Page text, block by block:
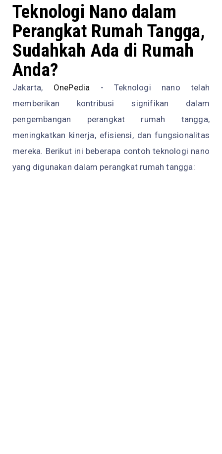
Teknologi Nano dalam
Perangkat Rumah Tangga,
Sudahkah Ada di Rumah
Anda?
Jakarta, OnePedia - Teknologi nano telah
memberikan kontribusi signifikan dalam
pengembangan perangkat rumah tangga,
meningkatkan kinerja, efisiensi, dan fungsionalitas
mereka. Berikut ini beberapa contoh teknologi nano
yang digunakan dalam perangkat rumah tangga: